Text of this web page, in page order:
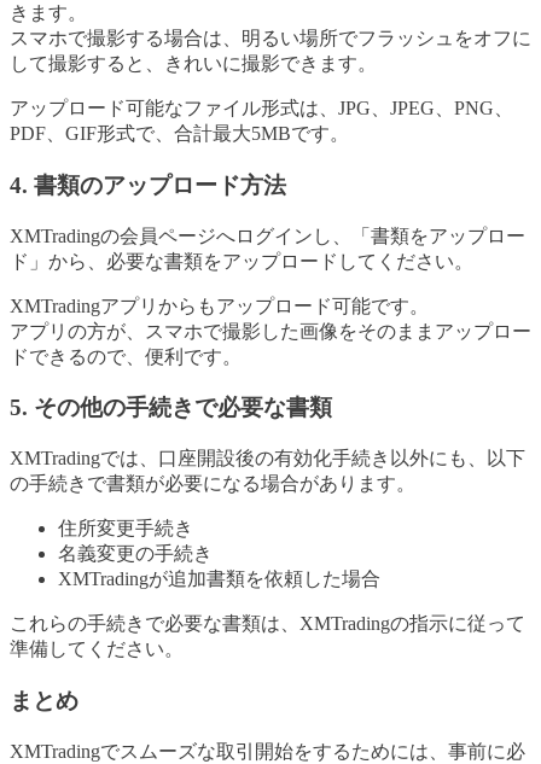
きます。
スマホで撮影する場合は、明るい場所でフラッシュをオフに
して撮影すると、きれいに撮影できます。
アップロード可能なファイル形式は、JPG、JPEG、PNG、
PDF、GIF形式で、合計最大5MBです。
4. 書類のアップロード方法
XMTradingの会員ページへログインし、「書類をアップロー
ド」から、必要な書類をアップロードしてください。
XMTradingアプリからもアップロード可能です。
アプリの方が、スマホで撮影した画像をそのままアップロー
ドできるので、便利です。
5. その他の手続きで必要な書類
XMTradingでは、口座開設後の有効化手続き以外にも、以下
の手続きで書類が必要になる場合があります。
住所変更手続き
名義変更の手続き
XMTradingが追加書類を依頼した場合
これらの手続きで必要な書類は、XMTradingの指示に従って
準備してください。
まとめ
XMTradingでスムーズな取引開始をするためには、事前に必